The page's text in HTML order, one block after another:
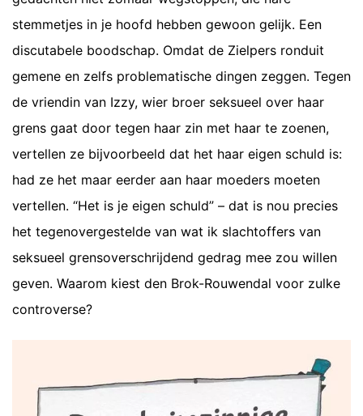
stemmetjes in je hoofd hebben gewoon gelijk. Een
discutabele boodschap. Omdat de Zielpers ronduit
gemene en zelfs problematische dingen zeggen. Tegen
de vriendin van Izzy, wier broer seksueel over haar
grens gaat door tegen haar zin met haar te zoenen,
vertellen ze bijvoorbeeld dat het haar eigen schuld is:
had ze het maar eerder aan haar moeders moeten
vertellen. “Het is je eigen schuld” – dat is nou precies
het tegenovergestelde van wat ik slachtoffers van
seksueel grensoverschrijdend gedrag mee zou willen
geven. Waarom kiest den Brok-Rouwendal voor zulke
controverse?